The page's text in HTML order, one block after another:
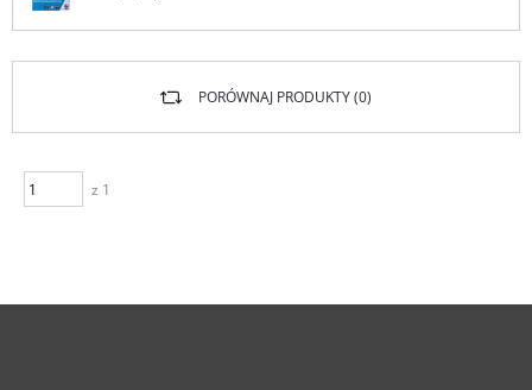
z 1
PORÓWNAJ PRODUKTY (0)